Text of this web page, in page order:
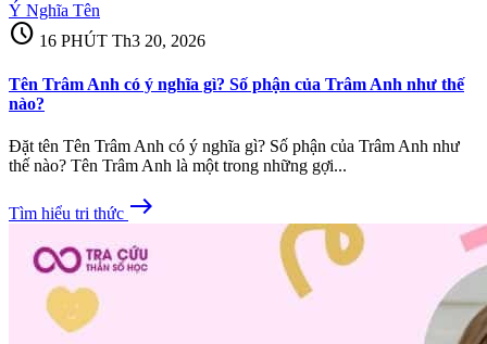
Ý Nghĩa Tên
schedule 16 PHÚT Th3 20, 2026
Tên Trâm Anh có ý nghĩa gì? Số phận của Trâm Anh như thế
nào?
Đặt tên Tên Trâm Anh có ý nghĩa gì? Số phận của Trâm Anh như
thế nào? Tên Trâm Anh là một trong những gợi...
Tìm hiểu tri thức east